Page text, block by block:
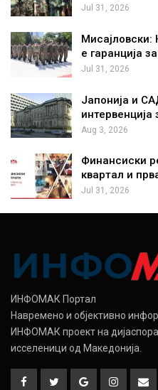
Jul 31, 2026
Мисајловски:
е гаранција
Jul 31, 2026
Јапонија и
Aug 3, 2026
Финансиски
квартал и
Jul 31, 2026
ИНФОМАК Портал
Навремено и објективно
ИНФОМАК проект на
исселеници од Македонија.